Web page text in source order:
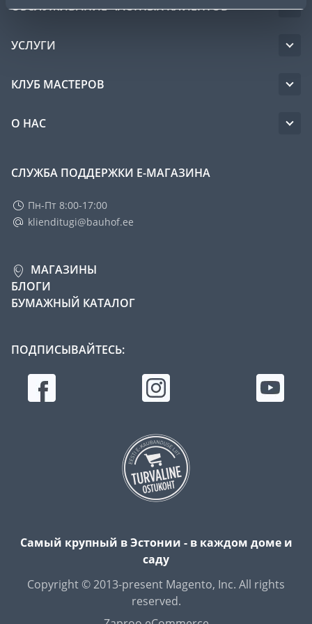
ОБСЛУЖИВАНИЕ ЧАСТНЫХ КЛИЕНТОВ
УСЛУГИ
КЛУБ МАСТЕРОВ
О НАС
СЛУЖБА ПОДДЕРЖКИ Е-МАГАЗИНА
Пн-Пт 8:00-17:00
klienditugi@bauhof.ee
МАГАЗИНЫ
БЛОГИ
БУМАЖНЫЙ КАТАЛОГ
ПОДПИСЫВАЙТЕСЬ:
Самый крупный в Эстонии - в каждом доме и
саду
Copyright © 2013-present Magento, Inc. All rights
reserved.